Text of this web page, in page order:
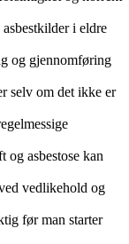
i eldre
og gjennomføring
selv om det ikke er
og asbestose kan
vedlikehold og
før man starter